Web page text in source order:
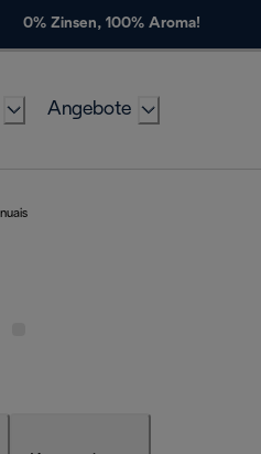
0% Zinsen, 100% Aroma!
Angebote